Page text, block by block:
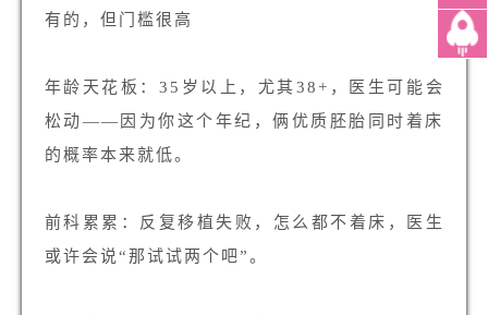
有的，但门槛很高
年龄天花板：35岁以上，尤其38+，医生可能会
松动——因为你这个年纪，俩优质胚胎同时着床
的概率本来就低。
前科累累：反复移植失败，怎么都不着床，医生
或许会说“那试试两个吧”。